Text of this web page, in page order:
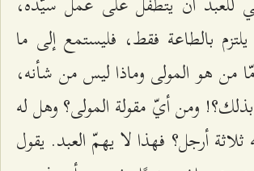
بالطاعة فقط، فليستمع إلى ما
من هو المولى وماذا ليس من شأنه،
ومن أيّ مقولة المولى؟ وهل له
ثلاثة أرجل؟ فهذا لا يهمّ العبد. يقول